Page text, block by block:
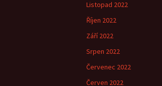
Listopad 2022
Říjen 2022
Září 2022
Srpen 2022
Červenec 2022
Červen 2022